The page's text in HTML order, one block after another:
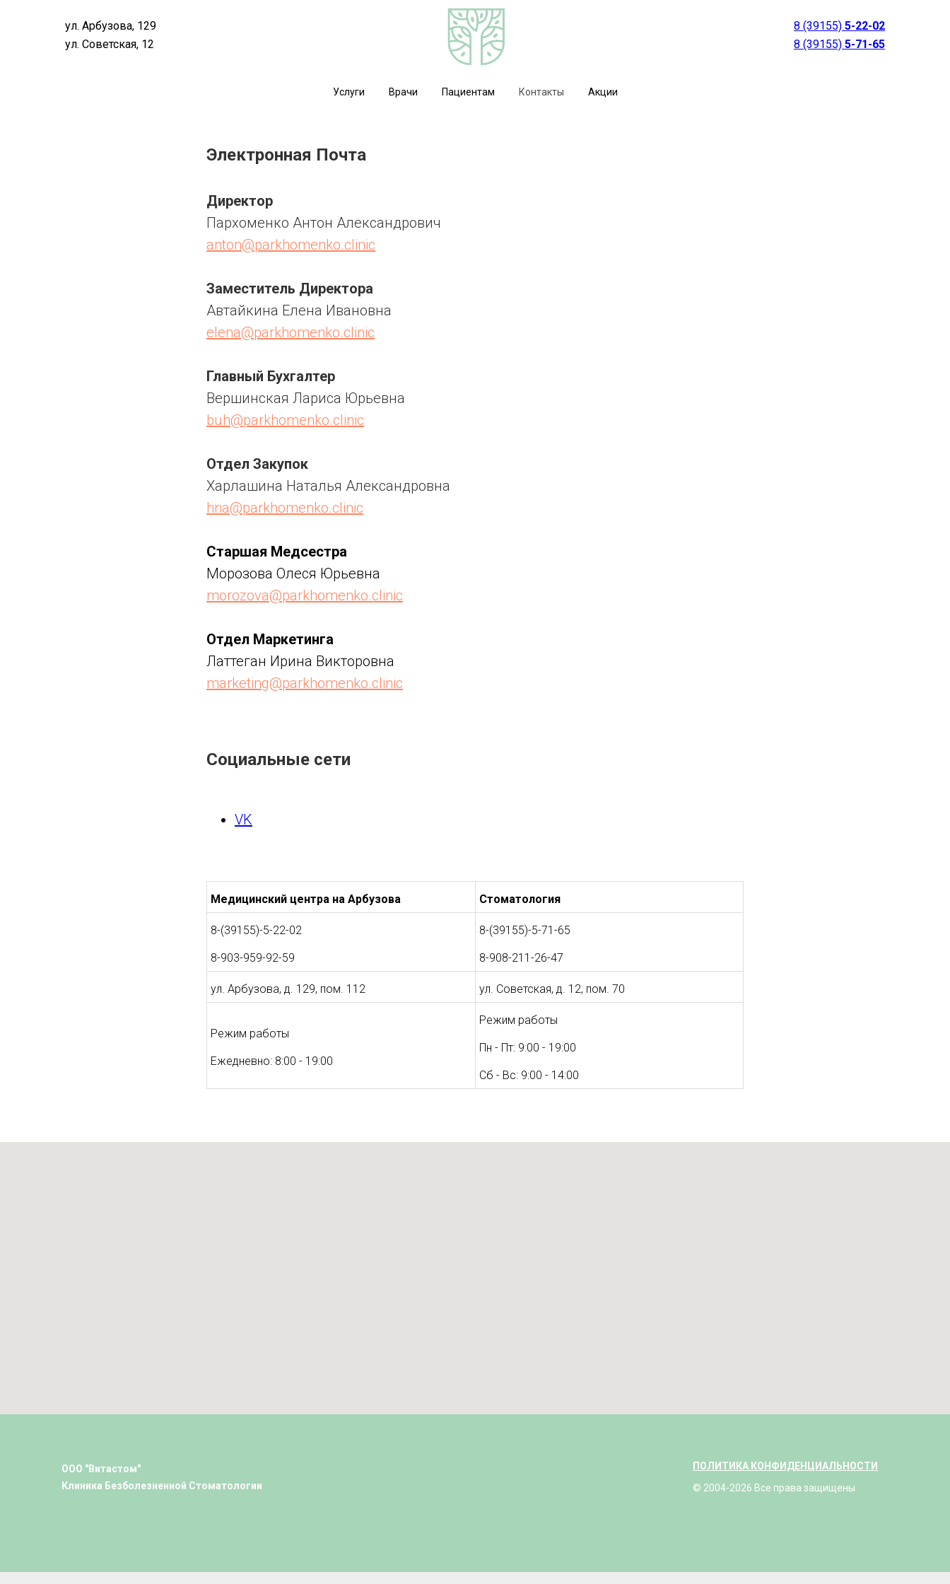
ул. Арбузова, 129
ул. Советская, 12
8 (39155) 5-22-02
8 (39155) 5-71-65
Услуги Врачи Пациентам Контакты Акции
Электронная Почта
Директор
Пархоменко Антон Александрович
anton@parkhomenko.clinic
Заместитель Директора
Автайкина Елена Ивановна
elena@parkhomenko.clinic
Главный Бухгалтер
Вершинская Лариса Юрьевна
buh@parkhomenko.clinic
Отдел Закупок
Харлашина Наталья Александровна
hna@parkhomenko.clinic
Старшая Медсестра
Морозова Олеся Юрьевна
morozova@parkhomenko.clinic
Отдел Маркетинга
Латтеган Ирина Викторовна
marketing@parkhomenko.clinic
Социальные сети
VK
Медицинский центра на Арбузова Стоматология
8-(39155)-5-22-02
8-903-959-92-59
8-(39155)-5-71-65
8-908-211-26-47
ул. Арбузова, д. 129, пом. 112 ул. Советская, д. 12, пом. 70
Режим работы
Ежедневно: 8:00 - 19:00
Режим работы
Пн - Пт: 9:00 - 19:00
Сб - Вс: 9:00 - 14:00
ООО "Витастом"
Клиника Безболезненной Стоматологии
ПОЛИТИКА КОНФИДЕНЦИАЛЬНОСТИ
© 2004-2026 Все права защищены